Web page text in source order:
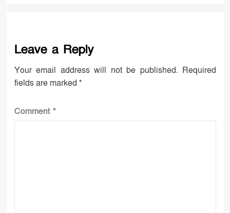
Leave a Reply
Your email address will not be published. Required
fields are marked *
Comment *